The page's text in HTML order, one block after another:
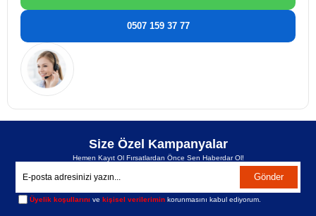
0507 159 37 77
Size Özel Kampanyalar
Hemen Kayıt Ol Fırsatlardan Önce Sen Haberdar Ol!
Gönder
Üyelik koşullarını vekişisel verilerimin korunmasını kabul ediyorum.